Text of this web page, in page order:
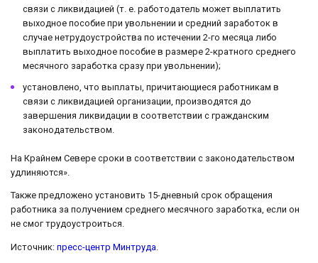
связи с ликвидацией (т. е. работодатель может выплатить
выходное пособие при увольнении и средний заработок в
случае нетрудоустройства по истечении 2-го месяца либо
выплатить выходное пособие в размере 2-кратного среднего
месячного заработка сразу при увольнении);
установлено, что выплаты, причитающиеся работникам в
связи с ликвидацией организации, производятся до
завершения ликвидации в соответствии с гражданским
законодательством.
На Крайнем Севере сроки в соответствии с законодательством
удлиняются».
Также предложено установить 15-дневный срок обращения
работника за получением среднего месячного заработка, если он
не смог трудоустроиться.
Источник: пресс-центр Минтруда.